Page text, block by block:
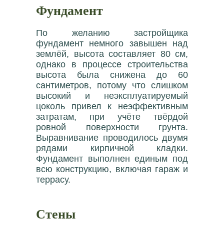
Фундамент
По желанию застройщика
фундамент немного завышен над
землёй, высота составляет 80 см,
однако в процессе строительства
высота была снижена до 60
сантиметров, потому что слишком
высокий и неэксплуатируемый
цоколь привел к неэффективным
затратам, при учёте твёрдой
ровной поверхности грунта.
Выравнивание проводилось двумя
рядами кирпичной кладки.
Фундамент выполнен единым под
всю конструкцию, включая гараж и
террасу.
Стены